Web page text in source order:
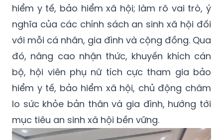
hiểm y tế, bảo hiểm xã hội; làm rõ vai trò, ý
nghĩa của các chính sách an sinh xã hội đối
với mỗi cá nhân, gia đình và cộng đồng. Qua
đó, nâng cao nhận thức, khuyến khích cán
bộ, hội viên phụ nữ tích cực tham gia bảo
hiểm y tế, bảo hiểm xã hội, chủ động chăm
lo sức khỏe bản thân và gia đình, hướng tới
mục tiêu an sinh xã hội bền vững.